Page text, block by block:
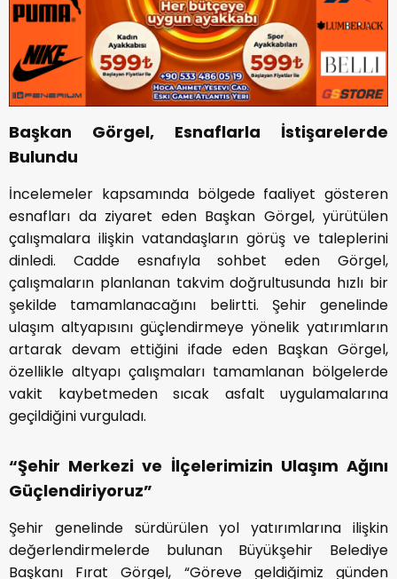
Başkan Görgel, Esnaflarla İstişarelerde
Bulundu
İncelemeler kapsamında bölgede faaliyet gösteren
esnafları da ziyaret eden Başkan Görgel, yürütülen
çalışmalara ilişkin vatandaşların görüş ve taleplerini
dinledi. Cadde esnafıyla sohbet eden Görgel,
çalışmaların planlanan takvim doğrultusunda hızlı bir
şekilde tamamlanacağını belirtti. Şehir genelinde
ulaşım altyapısını güçlendirmeye yönelik yatırımların
artarak devam ettiğini ifade eden Başkan Görgel,
özellikle altyapı çalışmaları tamamlanan bölgelerde
vakit kaybetmeden sıcak asfalt uygulamalarına
geçildiğini vurguladı.
“Şehir Merkezi ve İlçelerimizin Ulaşım Ağını
Güçlendiriyoruz”
Şehir genelinde sürdürülen yol yatırımlarına ilişkin
değerlendirmelerde bulunan Büyükşehir Belediye
Başkanı Fırat Görgel, “Göreve geldiğimiz günden